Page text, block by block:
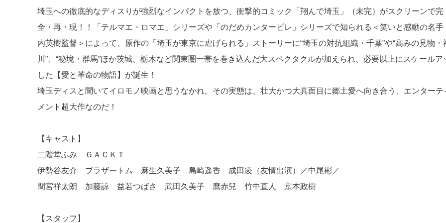
埼玉への徹底的なディスりが強烈なインパクトを放つ、衝撃的コミック「翔んで埼玉」（未完）がスクリーンで完
全・再・現！！「テルマエ・ロマエ」シリーズや「のだめカンタービレ」シリーズで知られる＜笑いと感動の名手
内英樹監督＞によって、原作の「埼玉が東京に虐げられる」ストーリーに“埼玉の対抗組織・千葉”や“高みの見物・
川”、“秘境・群馬”ほか茨城、栃木など関東圏一帯を巻き込んだ大スペクタクルが加えられ、必要以上にスケールア
した【愛と革命の物語】が誕生！
埼玉ディスと聞いてイロモノ映画と思うなかれ。その実態は、壮大かつ大真面目に郷土愛へ向き合う、エンターテ
メント超大作なのだ！
【キャスト】
二階堂ふみ ＧＡＣＫＴ
伊勢谷友介 ブラザートム 麻生久美子 島崎遥香 成田凌（友情出演）／中尾彬／
間宮祥太朗 加藤諒 益若つばさ 武田久美子 麿赤兒 竹中直人 京本政樹
【スタッフ】